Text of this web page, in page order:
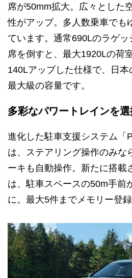
席が50mm拡大。広々とした
性がアップ。多人数乗車でも
ています。通常690Lのラゲ
席を倒すと、最大1920Lの荷
140Lアップした仕様で、日
最大級の容量です。
多彩なパワートレインを
進化した駐車支援システム「
は、ステアリング操作のみな
ーキも自動操作。新たに搭載
は、駐車スペースの50m手前
に。最大5件までメモリー登録